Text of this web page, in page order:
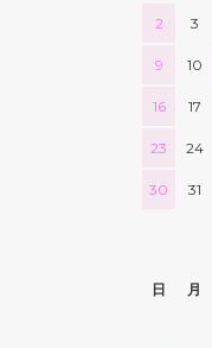
2 3
9 10
16 17
23 24
30 31
日 月